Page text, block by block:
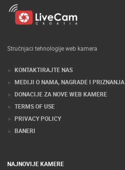
Stručnjaci tehnologije web kamera
KONTAKTIRAJTE NAS
MEDIJI O NAMA, NAGRADE I PRIZNANJA
DONACIJE ZA NOVE WEB KAMERE
TERMS OF USE
PRIVACY POLICY
BANERI
NAJNOVIJE KAMERE